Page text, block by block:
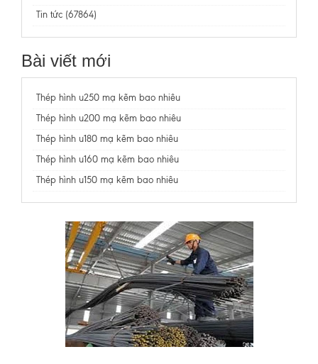
Tin tức (67864)
Bài viết mới
Thép hình u250 mạ kẽm bao nhiêu
Thép hình u200 mạ kẽm bao nhiêu
Thép hình u180 mạ kẽm bao nhiêu
Thép hình u160 mạ kẽm bao nhiêu
Thép hình u150 mạ kẽm bao nhiêu